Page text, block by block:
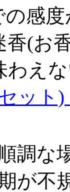
の感
香(お
わえ
ット
調な
が不